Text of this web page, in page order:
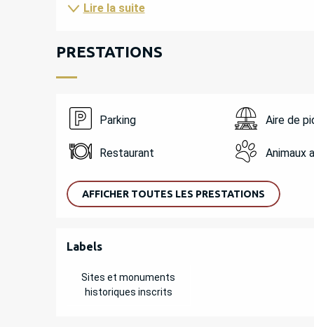
Lire la suite
PRESTATIONS
Parking Aire de
Restaurant Animaux
AFFICHER TOUTES LES PRESTATIONS
OFFRES DE
Labels
Labels
Sites et monuments
historiques inscrits